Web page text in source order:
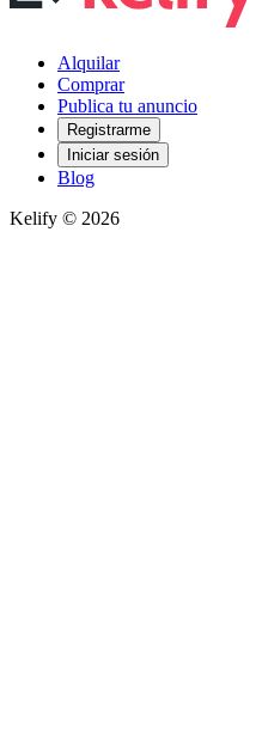
Alquilar
Comprar
Publica tu anuncio
Registrarme
Iniciar sesión
Blog
Kelify © 2026